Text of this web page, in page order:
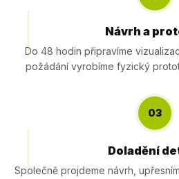
Návrh a
Do 48 hodin připravíme
požádání vyrobíme fyzický
03
Doladění
Společně projdeme návrh,